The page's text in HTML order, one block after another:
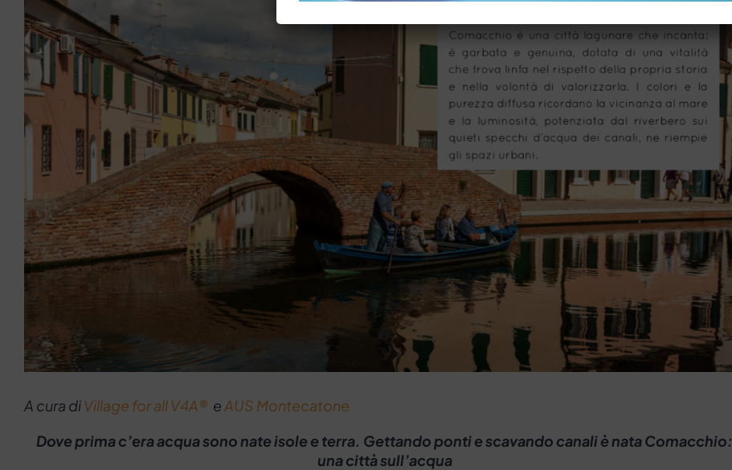
A cura di Village for all V4A® eAUS Montecatone
Dove prima c’era acqua sono nate isole e terra. Gettando ponti e scavando canali è nata Comacchio:
una città sull’acqua